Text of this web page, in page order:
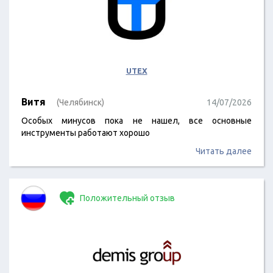
UTEX
Витя (Челябинск)
14/07/2026
Особых минусов пока не нашел, все основные
инструменты работают хорошо
Читать далее
Положительный отзыв